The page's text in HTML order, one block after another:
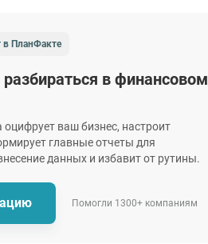
в ПланФакте
в финансовом
ваш бизнес, настроит
главные отчеты для
данных и избавит от рутины.
Помогли 1300+ компаниям